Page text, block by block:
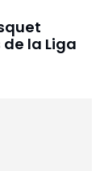
la Liga